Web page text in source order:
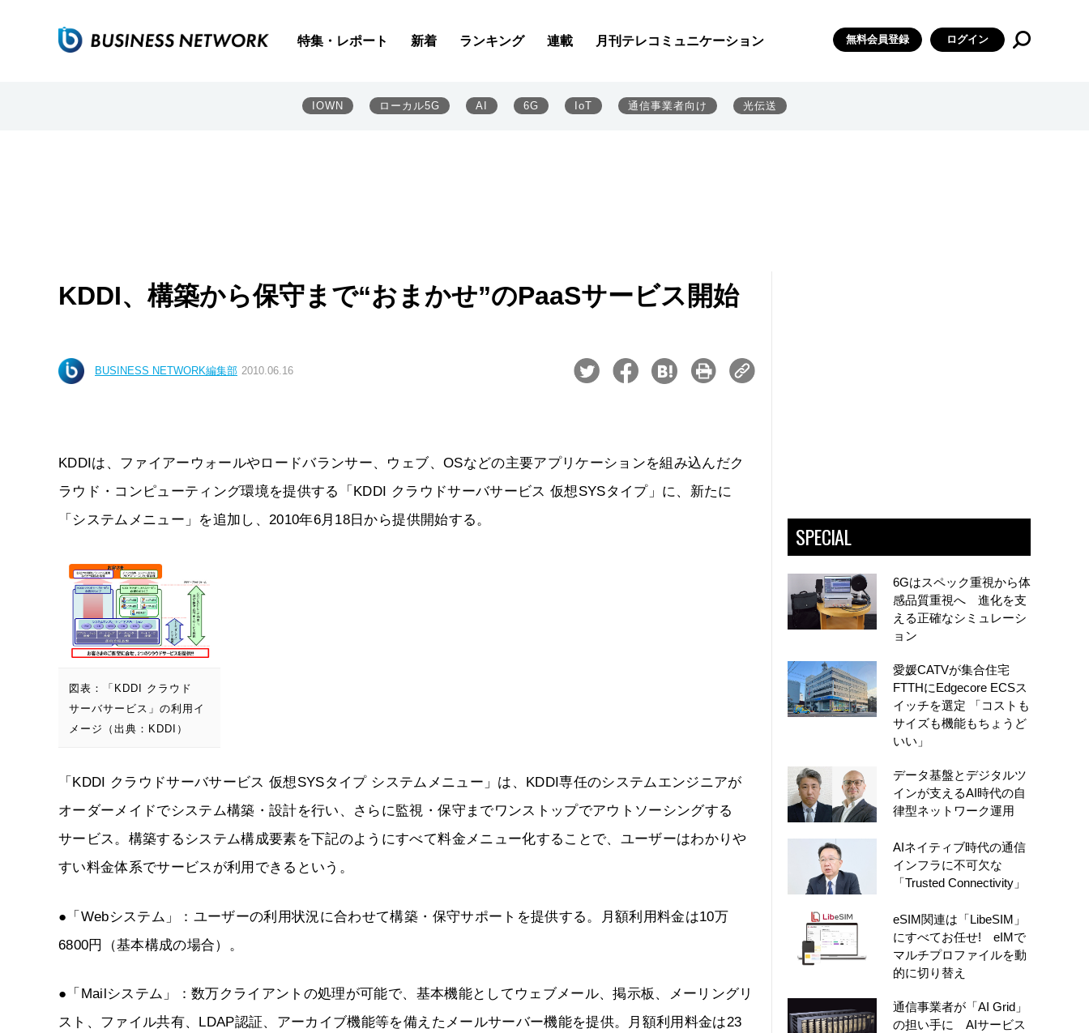
特集・レポート 新着 ランキング 連載 月刊テレコミュニケーション 無料会員登録 ログイン
IOWN ローカル5G AI 6G IoT 通信事業者向け 光伝送
KDDI、構築から保守まで“おまかせ”のPaaSサービス開始
BUSINESS NETWORK編集部 2010.06.16
KDDIは、ファイアーウォールやロードバランサー、ウェブ、OSなどの主要アプリケーションを組み込んだク
ラウド・コンピューティング環境を提供する「KDDI クラウドサーバサービス 仮想SYSタイプ」に、新たに
「システムメニュー」を追加し、2010年6月18日から提供開始する。
図表：「KDDI クラウド
サーバサービス」の利用イ
メージ（出典：KDDI）
「KDDI クラウドサーバサービス 仮想SYSタイプ システムメニュー」は、KDDI専任のシステムエンジニアが
オーダーメイドでシステム構築・設計を行い、さらに監視・保守までワンストップでアウトソーシングする
サービス。構築するシステム構成要素を下記のようにすべて料金メニュー化することで、ユーザーはわかりや
すい料金体系でサービスが利用できるという。
●「Webシステム」：ユーザーの利用状況に合わせて構築・保守サポートを提供する。月額利用料金は10万
6800円（基本構成の場合）。
●「Mailシステム」：数万クライアントの処理が可能で、基本機能としてウェブメール、掲示板、メーリングリ
スト、ファイル共有、LDAP認証、アーカイブ機能等を備えたメールサーバー機能を提供。月額利用料金は23
SPECIAL
6Gはスペック重視から体
感品質重視へ 進化を支
える正確なシミュレーシ
ョン
愛媛CATVが集合住宅
FTTHにEdgecore ECSス
イッチを選定 「コストも
サイズも機能もちょうど
いい」
データ基盤とデジタルツ
インが支えるAI時代の自
律型ネットワーク運用
AIネイティブ時代の通信
インフラに不可欠な
「Trusted Connectivity」
eSIM関連は「LibeSIM」
にすべてお任せ! eIMで
マルチプロファイルを動
的に切り替え
通信事業者が「AI Grid」
の担い手に AIサービス